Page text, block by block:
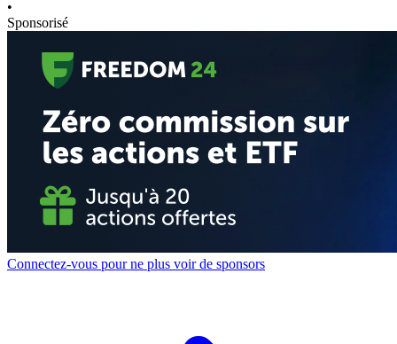
•
Sponsorisé
Connectez-vous pour ne plus voir de sponsors